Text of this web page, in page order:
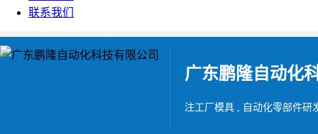
联系我们
广东鹏隆自动化
注工厂模具 , 自动化零部件研